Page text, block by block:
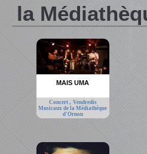
la
MAIS UMA
Concert , Vendredis
Musicaux de la Médiathèque
d'Ornon